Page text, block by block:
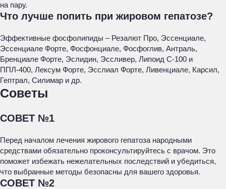
на пару.
Что лучше попить при жировом гепатозе?
Эффективные фосфолипиды – Резалют Про, Эссенциале,
Эссенциале Форте, Фосфонциале, Фосфоглив, Антраль,
Бренциале Форте, Эслидин, Эссливер, Липоид С-100 и
ППЛ-400, Лексум Форте, Эсслиал Форте, Ливенциале, Карсил,
Гептрал, Силимар и др.
Советы
СОВЕТ №1
Перед началом лечения жирового гепатоза народными
средствами обязательно проконсультируйтесь с врачом. Это
поможет избежать нежелательных последствий и убедиться,
что выбранные методы безопасны для вашего здоровья.
СОВЕТ №2